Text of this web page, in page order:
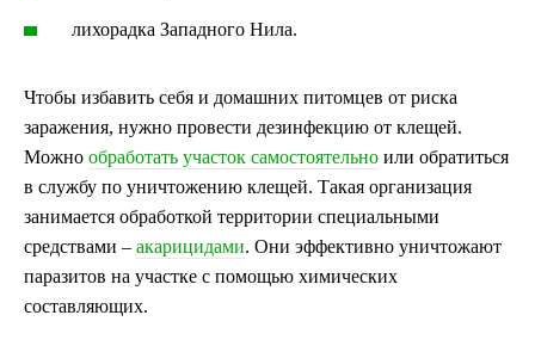
лихорадка Западного Нила.
Чтобы избавить себя и домашних питомцев от риска
заражения, нужно провести дезинфекцию от клещей.
Можно обработать участок самостоятельно или обратиться
в службу по уничтожению клещей. Такая организация
занимается обработкой территории специальными
средствами – акарицидами. Они эффективно уничтожают
паразитов на участке с помощью химических
составляющих.